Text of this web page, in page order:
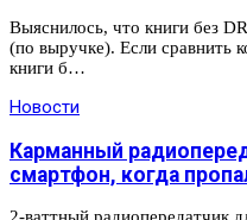
Выяснилось, что книги без
(по выручке). Если сравнить
книги б…
Новости
Карманный
смартфон, когда